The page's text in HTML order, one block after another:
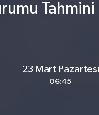
Tahmini
23 Mart Pazartesi
06:45